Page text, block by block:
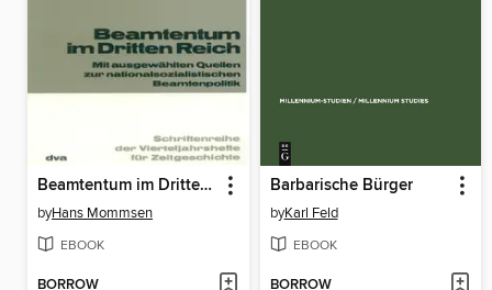
Beamtentum im Dritten Reich
byHans Mommsen
EBOOK
BORROW
Barbarische Bürger
byKarl Feld
EBOOK
BORROW